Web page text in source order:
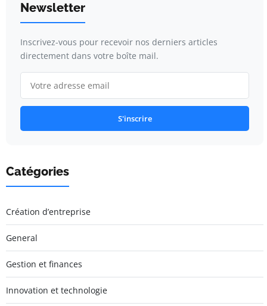
Newsletter
Inscrivez-vous pour recevoir nos derniers articles
directement dans votre boîte mail.
S'inscrire
Catégories
Création d’entreprise
General
Gestion et finances
Innovation et technologie